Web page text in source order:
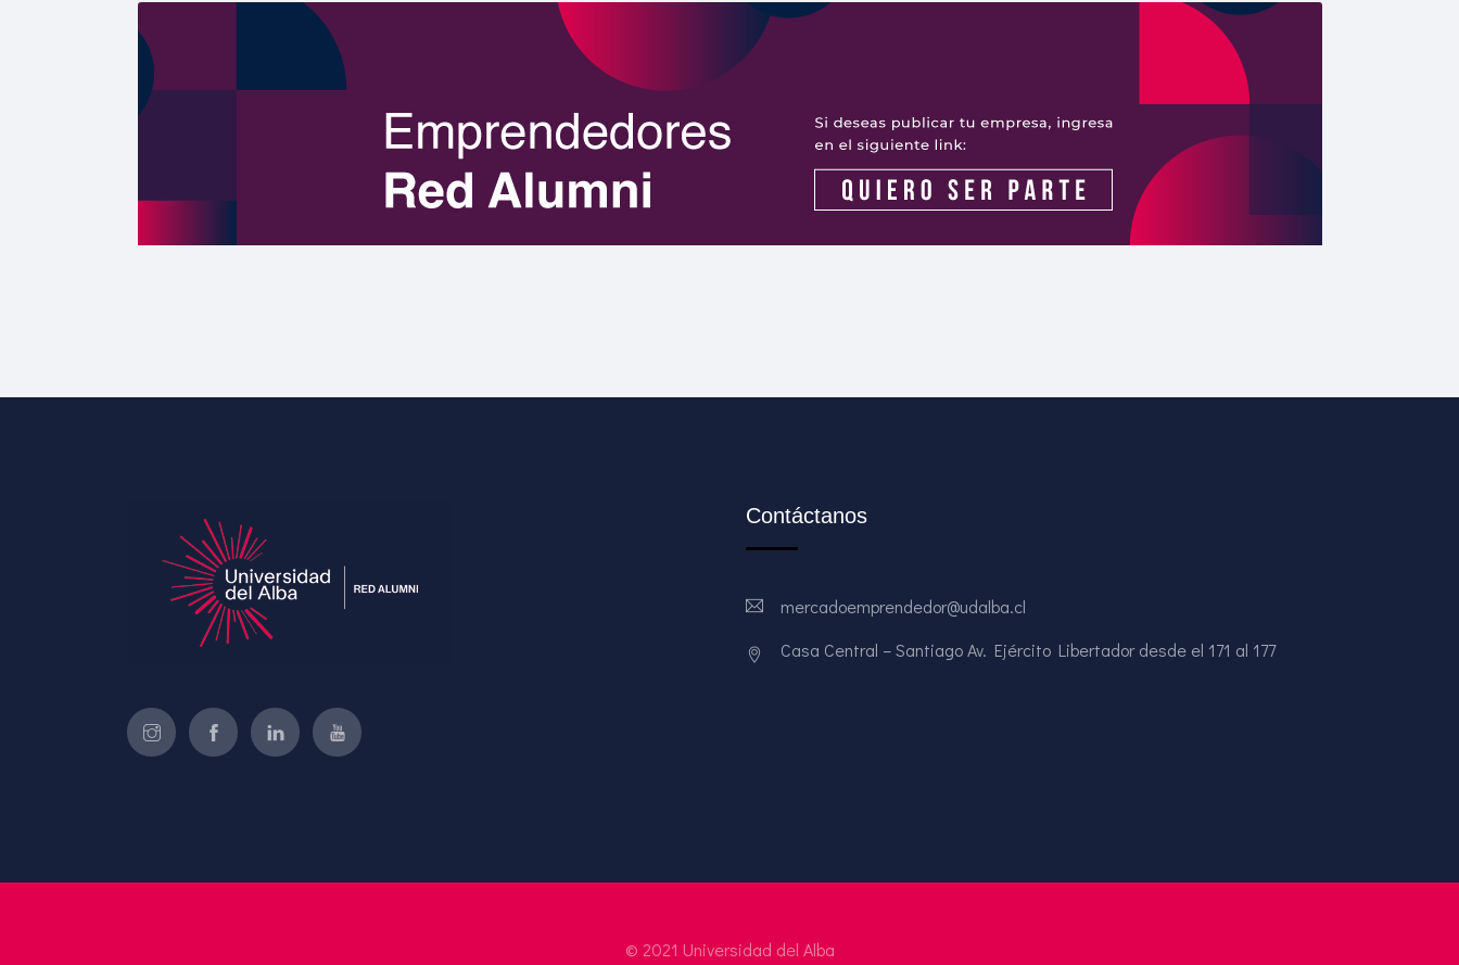
Contáctanos
mercadoemprendedor@udalba.cl
Casa Central – Santiago Av. Ejército Libertador desde el 171 al 177
© 2021 Universidad del Alba